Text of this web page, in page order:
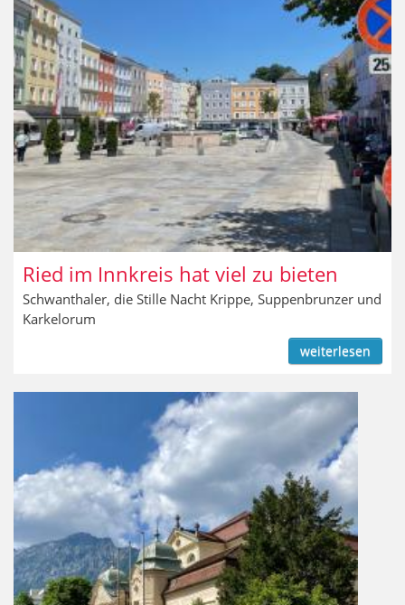
Ried im Innkreis hat viel zu bieten
Schwanthaler, die Stille Nacht Krippe, Suppenbrunzer und
Karkelorum
weiterlesen